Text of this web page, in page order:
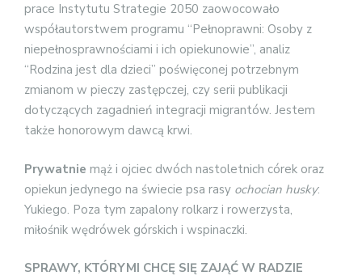
prace Instytutu Strategie 2050 zaowocowało
współautorstwem programu “Pełnoprawni: Osoby z
niepełnosprawnościami i ich opiekunowie”, analiz
“Rodzina jest dla dzieci” poświęconej potrzebnym
zmianom w pieczy zastępczej, czy serii publikacji
dotyczących zagadnień integracji migrantów. Jestem
także honorowym dawcą krwi.
Prywatnie mąż i ojciec dwóch nastoletnich córek oraz
opiekun jedynego na świecie psa rasy ochocian husky:
Yukiego. Poza tym zapalony rolkarz i rowerzysta,
miłośnik wędrówek górskich i wspinaczki.
SPRAWY, KTÓRYMI CHCĘ SIĘ ZAJĄĆ W RADZIE